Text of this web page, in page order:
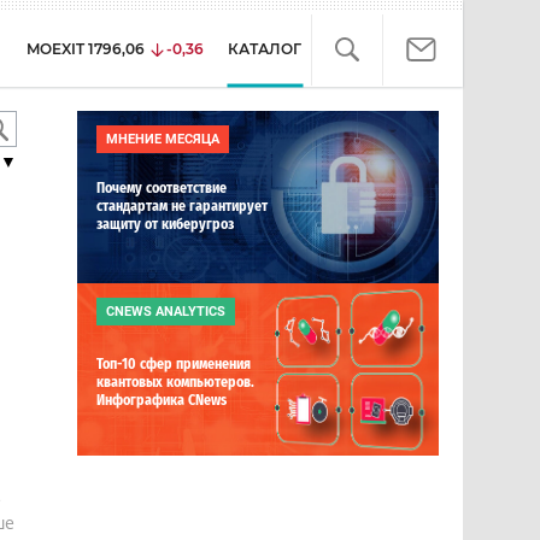
MOEXIT 1796,06 -0,36 КАТАЛОГ
МНЕНИЕ МЕСЯЦА
Почему соответствие
стандартам не гарантирует
защиту от киберугроз
CNEWS ANALYTICS
Топ-10 сфер применения
квантовых компьютеров.
Инфографика CNews